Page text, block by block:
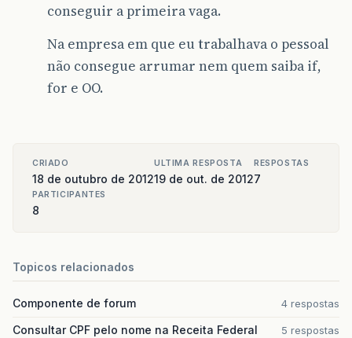
conseguir a primeira vaga.
Na empresa em que eu trabalhava o pessoal
não consegue arrumar nem quem saiba if,
for e OO.
CRIADO
18 de outubro de 2012
ULTIMA RESPOSTA
19 de out. de 2012
RESPOSTAS
7
PARTICIPANTES
8
Topicos relacionados
Componente de forum 4 respostas
Consultar CPF pelo nome na Receita Federal 5 respostas